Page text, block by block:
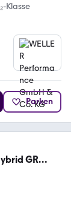
Klasse
Parken
GR